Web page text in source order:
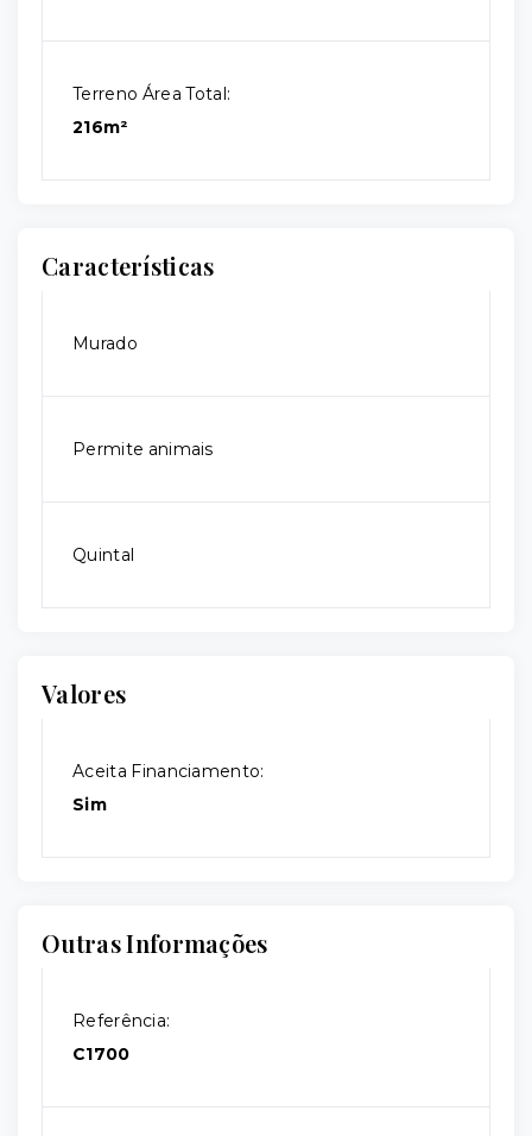
Terreno Área Total:
216m²
Características
Murado
Permite animais
Quintal
Valores
Aceita Financiamento:
Sim
Outras Informações
Referência:
C1700